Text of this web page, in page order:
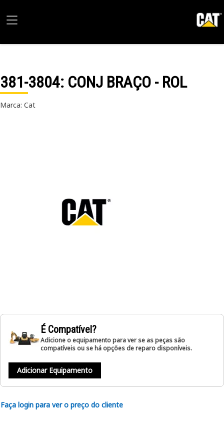
381-3804: CONJ BRAÇO - ROL
Marca: Cat
É Compatível?
Adicione o equipamento para ver se as peças são
compatíveis ou se há opções de reparo disponíveis.
Adicionar Equipamento
Faça login para ver o preço do cliente